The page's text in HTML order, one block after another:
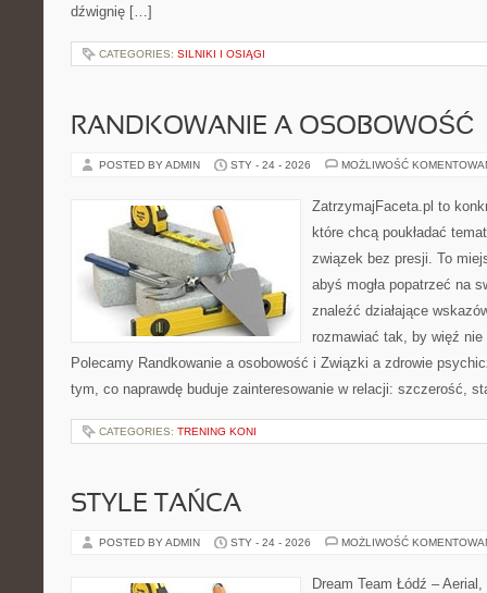
dźwignię […]
CATEGORIES: SILNIKI I OSIĄGI
RANDKOWANIE A OSOBOWOŚĆ
POSTED BY ADMIN STY - 24 - 2026 MOŻLIWOŚĆ
ZatrzymajFaceta.pl to
które chcą poukładać
związek bez presji. To
abyś mogła popatrzeć na
znaleźć działające
rozmawiać tak, by więź
Polecamy Randkowanie a osobowość i Związki a zdrowie
tym, co naprawdę buduje zainteresowanie w relacji: szczerość,
CATEGORIES: TRENING KONI
STYLE TAŃCA
POSTED BY ADMIN STY - 24 - 2026 MOŻLIWOŚĆ
Dream Team Łódź –